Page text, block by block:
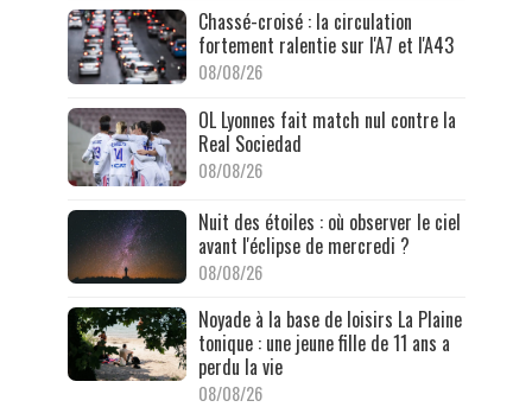
Chassé-croisé : la circulation
fortement ralentie sur l'A7 et l'A43
08/08/26
OL Lyonnes fait match nul contre la
Real Sociedad
08/08/26
Nuit des étoiles : où observer le ciel
avant l'éclipse de mercredi ?
08/08/26
Noyade à la base de loisirs La Plaine
tonique : une jeune fille de 11 ans a
perdu la vie
08/08/26